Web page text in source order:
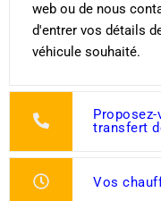
web ou de nous
d'entrer vos détails
véhicule souhaité.
transfert
Vos